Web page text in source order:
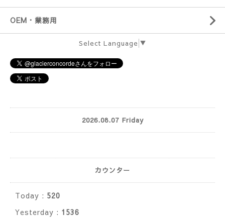
OEM・業務用
Select Language ▼
2026.08.07 Friday
カウンター
Today : 520
Yesterday : 1536